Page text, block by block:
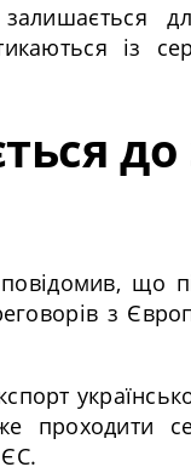
із
що
з
проходити